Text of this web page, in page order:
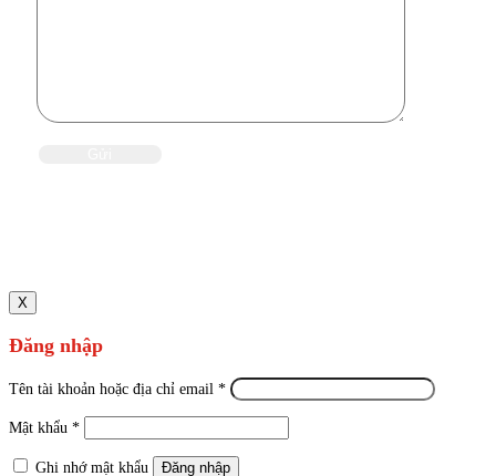
X
Đăng nhập
Tên tài khoản hoặc địa chỉ email *
Mật khẩu *
Ghi nhớ mật khẩu Đăng nhập